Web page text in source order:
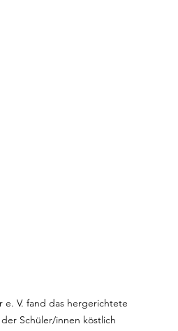
e. V. fand das hergerichtete
Schüler/innen köstlich